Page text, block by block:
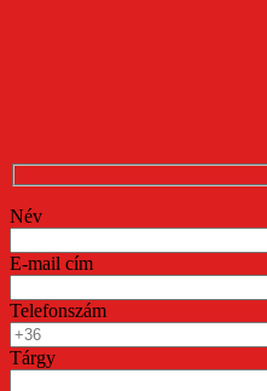
Név
E-mail cím
Telefonszám
Tárgy